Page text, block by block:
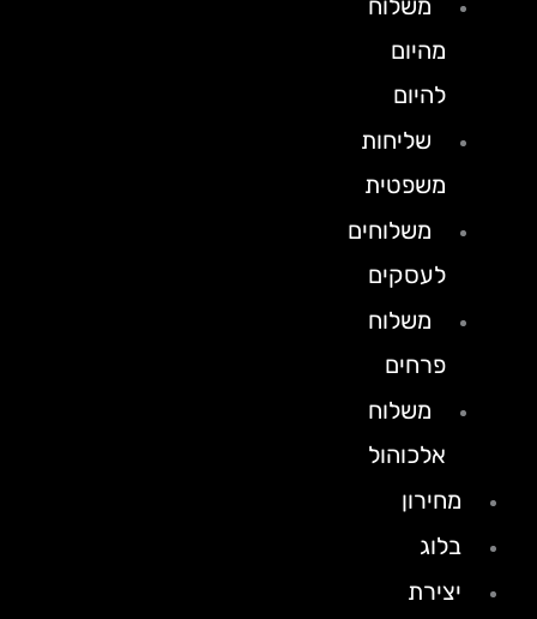
מהיום
להיום
שליחות
משפטית
משלוחים
לעסקים
משלוח
פרחים
משלוח
אלכוהול
מחירון
בלוג
יצירת